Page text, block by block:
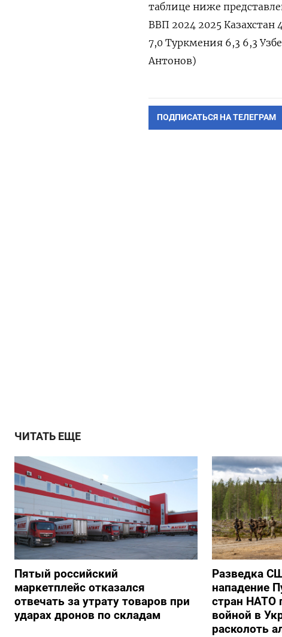
таблице ниже
ВВП 2024 2025 Казахстан
7,0 Туркмения 6,3 6,3
Антонов)
ПОДПИСАТЬСЯ НА ТЕЛЕГРАМ
ЧИТАТЬ ЕЩЕ
Пятый российский
маркетплейс отказался
отвечать за утрату товаров при
ударах дронов по складам
Разведка
нападение
стран НАТО
войной в
расколоть